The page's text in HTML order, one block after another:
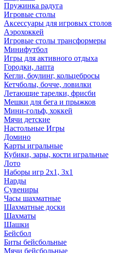
Пружинка радуга
Игровые столы
Аксессуары для игровых столов
Аэрохоккей
Игровые столы трансформеры
Минифутбол
Игры для активного отдыха
Городки, лапта
Кегли, боулинг, кольцебросы
Кетчболы, бочче, ловилки
Летающие тарелки, фрисби
Мешки для бега и прыжков
Мини-гольф, хоккей
Мячи детские
Настольные Игры
Домино
Карты игральные
Кубики, зары, кости игральные
Лото
Наборы игр 2х1, 3х1
Нарды
Сувениры
Часы шахматные
Шахматные доски
Шахматы
Шашки
Бейсбол
Биты бейсбольные
Мячи бейсбольные